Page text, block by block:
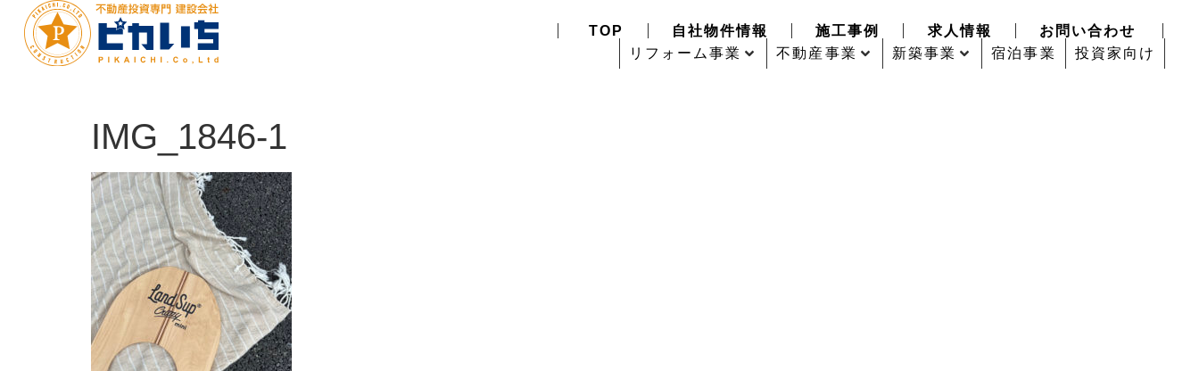
TOP 自社物件情報 施工事例 求人情報
お問い合わせ
リフォーム事業
不動産事業 新築事業 宿泊事業 投資家向け
IMG_1846-1